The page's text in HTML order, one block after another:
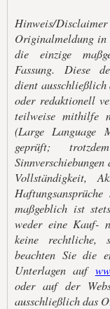
Hinweis/
Originalmeldung in
die einzige
Fassung. Diese
dient ausschließlich
oder redaktionell
teilweise mithilfe
(Large Language
geprüft;
Vollständigkeit,
maßgeblich ist
weder eine Kauf-
keine rechtliche,
beachten Sie die
Unterlagen auf
oder auf der
ausschließlich das